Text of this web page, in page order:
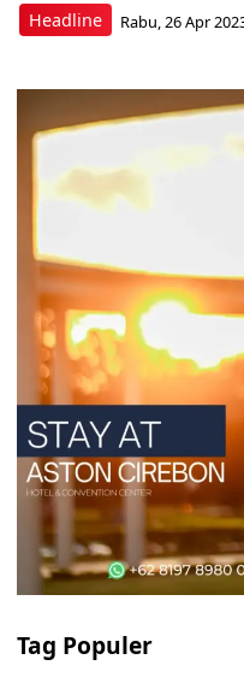
Headline Rabu, 26 Apr
Tag Populer